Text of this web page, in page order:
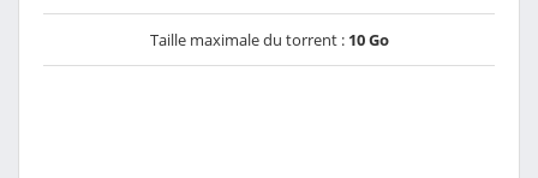
Taille maximale du torrent : 10 Go